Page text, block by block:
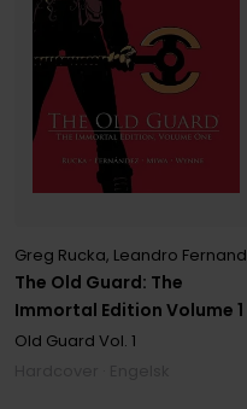
The Old Guard: The
Immortal Edition Volume 1
Greg Rucka, Leandro Fernandez
Old Guard Vol. 1